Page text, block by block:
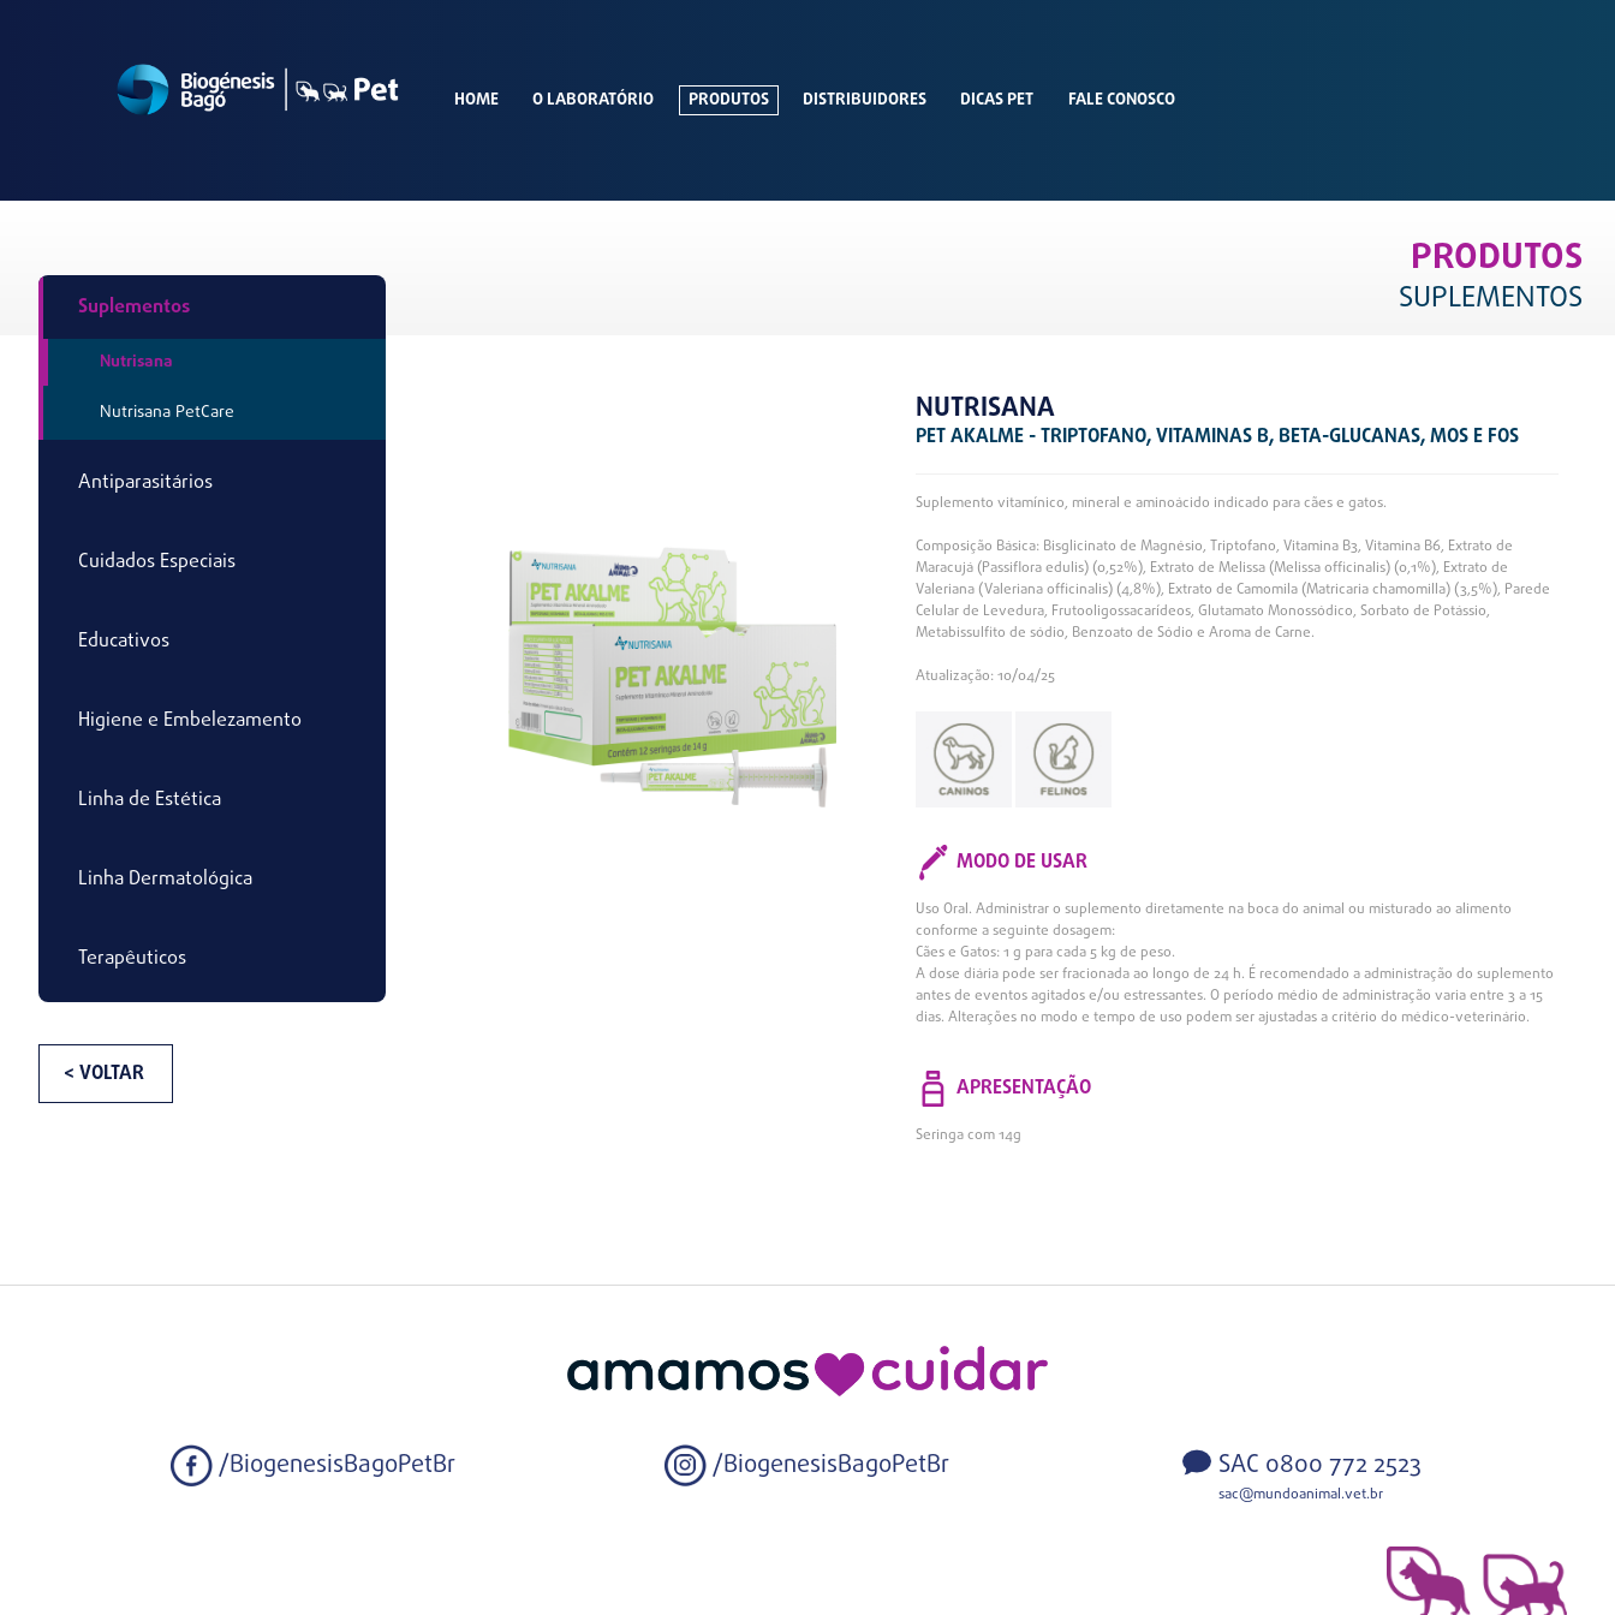
HOME O LABORATÓRIO PRODUTOS DISTRIBUIDORES DICAS PET FALE CONOSCO
PRODUTOS
SUPLEMENTOS
Suplementos
Nutrisana
Nutrisana PetCare
Antiparasitários
Cuidados Especiais
Educativos
Higiene e Embelezamento
Linha de Estética
Linha Dermatológica
Terapêuticos
< VOLTAR
NUTRISANA
PET AKALME - TRIPTOFANO, VITAMINAS B, BETA-GLUCANAS, MOS E FOS
Suplemento vitamínico, mineral e aminoácido indicado para cães e gatos.
Composição Básica: Bisglicinato de Magnésio, Triptofano, Vitamina B3, Vitamina B6, Extrato de
Maracujá (Passiflora edulis) (0,52%), Extrato de Melissa (Melissa officinalis) (0,1%), Extrato de
Valeriana (Valeriana officinalis) (4,8%), Extrato de Camomila (Matricaria chamomilla) (3,5%), Parede
Celular de Levedura, Frutooligossacarídeos, Glutamato Monossódico, Sorbato de Potássio,
Metabissulfito de sódio, Benzoato de Sódio e Aroma de Carne.
Atualização: 10/04/25
MODO DE USAR
Uso Oral. Administrar o suplemento diretamente na boca do animal ou misturado ao alimento
conforme a seguinte dosagem:
Cães e Gatos: 1 g para cada 5 kg de peso.
A dose diária pode ser fracionada ao longo de 24 h. É recomendado a administração do suplemento
antes de eventos agitados e/ou estressantes. O período médio de administração varia entre 3 a 15
dias. Alterações no modo e tempo de uso podem ser ajustadas a critério do médico-veterinário.
APRESENTAÇÃO
Seringa com 14g
/BiogenesisBagoPetBr /BiogenesisBagoPetBr SAC 0800 772 2523
sac@mundoanimal.vet.br